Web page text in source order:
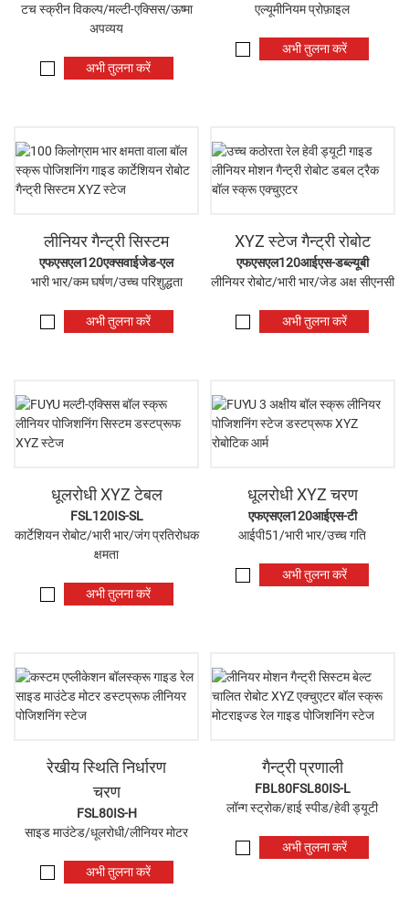
टच स्क्रीन विकल्प/मल्टी-एक्सिस/ऊष्मा
अपव्यय
अभी तुलना करें
एल्यूमीनियम प्रोफ़ाइल
अभी तुलना करें
लीनियर गैन्ट्री सिस्टम
एफएसएल120एक्सवाईजेड-एल
भारी भार/कम घर्षण/उच्च परिशुद्धता
अभी तुलना करें
XYZ स्टेज गैन्ट्री रोबोट
एफएसएल120आईएस-डब्ल्यूबी
लीनियर रोबोट/भारी भार/जेड अक्ष सीएनसी
अभी तुलना करें
धूलरोधी XYZ टेबल
FSL120IS-SL
कार्टेशियन रोबोट/भारी भार/जंग प्रतिरोधक
क्षमता
अभी तुलना करें
धूलरोधी XYZ चरण
एफएसएल120आईएस-टी
आईपी51/भारी भार/उच्च गति
अभी तुलना करें
रेखीय स्थिति निर्धारण
चरण
FSL80IS-H
साइड माउंटेड/धूलरोधी/लीनियर मोटर
अभी तुलना करें
गैन्ट्री प्रणाली
FBL80FSL80IS-L
लॉन्ग स्ट्रोक/हाई स्पीड/हेवी ड्यूटी
अभी तुलना करें